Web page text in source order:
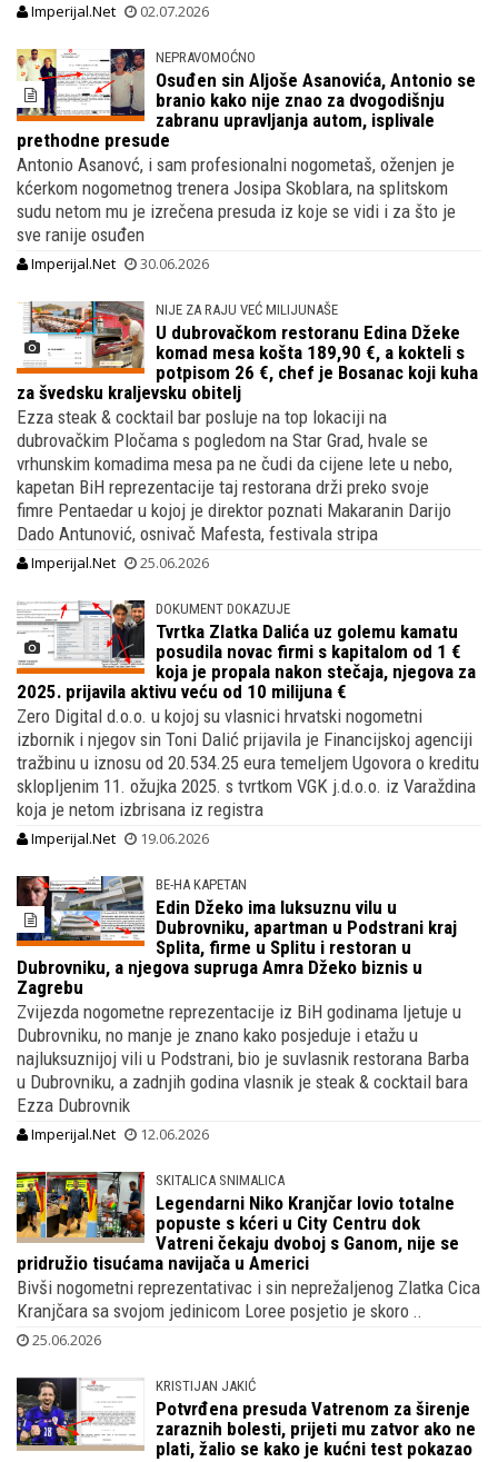
Imperijal.Net 02.07.2026
NEPRAVOMOĆNO
Osuđen sin Aljoše Asanovića, Antonio se
branio kako nije znao za dvogodišnju
zabranu upravljanja autom, isplivale
prethodne presude
Antonio Asanovć, i sam profesionalni nogometaš, oženjen je
kćerkom nogometnog trenera Josipa Skoblara, na splitskom
sudu netom mu je izrečena presuda iz koje se vidi i za što je
sve ranije osuđen
Imperijal.Net 30.06.2026
NIJE ZA RAJU VEĆ MILIJUNAŠE
U dubrovačkom restoranu Edina Džeke
komad mesa košta 189,90 €, a kokteli s
potpisom 26 €, chef je Bosanac koji kuha
za švedsku kraljevsku obitelj
Ezza steak & cocktail bar posluje na top lokaciji na
dubrovačkim Pločama s pogledom na Star Grad, hvale se
vrhunskim komadima mesa pa ne čudi da cijene lete u nebo,
kapetan BiH reprezentacije taj restorana drži preko svoje
fimre Pentaedar u kojoj je direktor poznati Makaranin Darijo
Dado Antunović, osnivač Mafesta, festivala stripa
Imperijal.Net 25.06.2026
DOKUMENT DOKAZUJE
Tvrtka Zlatka Dalića uz golemu kamatu
posudila novac firmi s kapitalom od 1 €
koja je propala nakon stečaja, njegova za
2025. prijavila aktivu veću od 10 milijuna €
Zero Digital d.o.o. u kojoj su vlasnici hrvatski nogometni
izbornik i njegov sin Toni Dalić prijavila je Financijskoj agenciji
tražbinu u iznosu od 20.534.25 eura temeljem Ugovora o kreditu
sklopljenim 11. ožujka 2025. s tvrtkom VGK j.d.o.o. iz Varaždina
koja je netom izbrisana iz registra
Imperijal.Net 19.06.2026
BE-HA KAPETAN
Edin Džeko ima luksuznu vilu u
Dubrovniku, apartman u Podstrani kraj
Splita, firme u Splitu i restoran u
Dubrovniku, a njegova supruga Amra Džeko biznis u
Zagrebu
Zvijezda nogometne reprezentacije iz BiH godinama ljetuje u
Dubrovniku, no manje je znano kako posjeduje i etažu u
najluksuznijoj vili u Podstrani, bio je suvlasnik restorana Barba
u Dubrovniku, a zadnjih godina vlasnik je steak & cocktail bara
Ezza Dubrovnik
Imperijal.Net 12.06.2026
SKITALICA SNIMALICA
Legendarni Niko Kranjčar lovio totalne
popuste s kćeri u City Centru dok
Vatreni čekaju dvoboj s Ganom, nije se
pridružio tisućama navijača u Americi
Bivši nogometni reprezentativac i sin neprežaljenog Zlatka Cica
Kranjčara sa svojom jedinicom Loree posjetio je skoro ..
25.06.2026
KRISTIJAN JAKIĆ
Potvrđena presuda Vatrenom za širenje
zaraznih bolesti, prijeti mu zatvor ako ne
plati, žalio se kako je kućni test pokazao